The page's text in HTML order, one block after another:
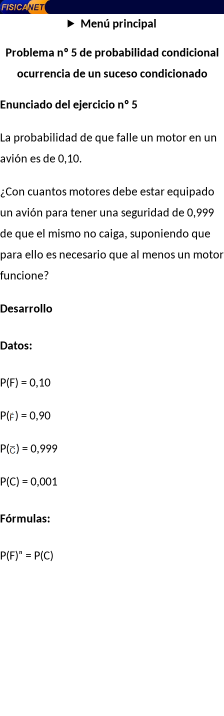
Menú principal
Problema nº 5 de probabilidad condicional
ocurrencia de un suceso condicionado
Enunciado del ejercicio nº 5
La probabilidad de que falle un motor en un
avión es de 0,10.
¿Con cuantos motores debe estar equipado
un avión para tener una seguridad de 0,999
de que el mismo no caiga, suponiendo que
para ello es necesario que al menos un motor
funcione?
Desarrollo
Datos:
P(F) = 0,10
P( ) = 0,90
P( ) = 0,999
P(C) = 0,001
Fórmulas:
P(F)ⁿ = P(C)